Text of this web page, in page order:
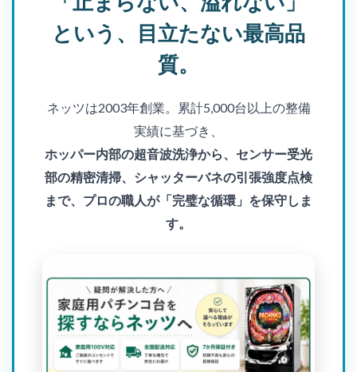
という、目立たない最高品
質。
ネッツは2003年創業。累計5,000台以上の整備
実績に基づき、
ホッパー内部の超音波洗浄から、センサー受光
部の精密清掃、シャッターバネの引張強度点検
まで、プロの職人が「完璧な循環」を保守しま
す。